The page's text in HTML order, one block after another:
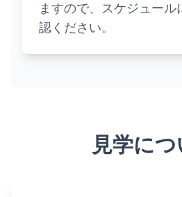
ますので、スケジュール
認ください。
見学に